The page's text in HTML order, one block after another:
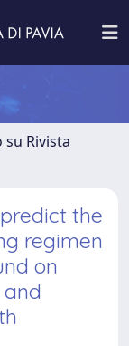
Rivista
the
regimen
on